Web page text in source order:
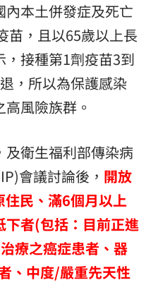
本土併發症及死亡
苗，且以65歲以上長
接種第1劑疫苗3到
，所以為保護感染
風險族群。
及衛生福利部傳染病
會議討論後， 開放
民、滿6個月以上
下者(包括：目前正進
療之癌症患者、器
、中度/嚴重先天性